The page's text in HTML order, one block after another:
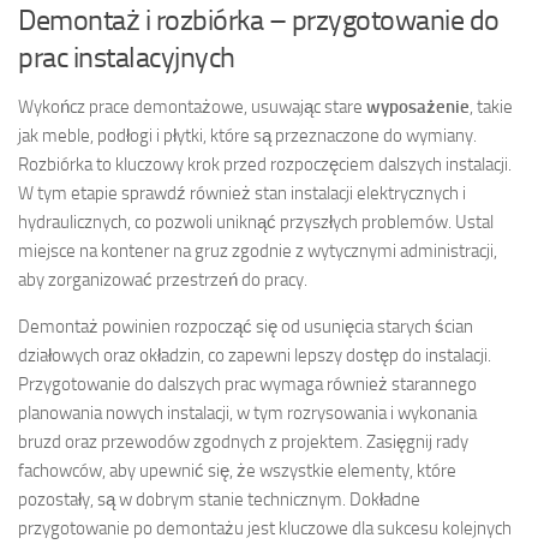
Demontaż i rozbiórka – przygotowanie do
prac instalacyjnych
Wykończ prace demontażowe, usuwając stare wyposażenie , takie
jak meble, podłogi i płytki, które są przeznaczone do wymiany.
Rozbiórka to kluczowy krok przed rozpoczęciem dalszych instalacji.
W tym etapie sprawdź również stan instalacji elektrycznych i
hydraulicznych, co pozwoli uniknąć przyszłych problemów. Ustal
miejsce na kontener na gruz zgodnie z wytycznymi administracji,
aby zorganizować przestrzeń do pracy.
Demontaż powinien rozpocząć się od usunięcia starych ścian
działowych oraz okładzin, co zapewni lepszy dostęp do instalacji.
Przygotowanie do dalszych prac wymaga również starannego
planowania nowych instalacji, w tym rozrysowania i wykonania
bruzd oraz przewodów zgodnych z projektem. Zasięgnij rady
fachowców, aby upewnić się, że wszystkie elementy, które
pozostały, są w dobrym stanie technicznym. Dokładne
przygotowanie po demontażu jest kluczowe dla sukcesu kolejnych